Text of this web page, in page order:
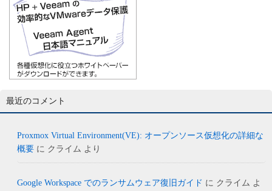
最近のコメント
Proxmox Virtual Environment(VE): オープンソース仮想化の詳細な
概要 に クライム より
Google Workspace でのランサムウェア復旧ガイド に クライム よ